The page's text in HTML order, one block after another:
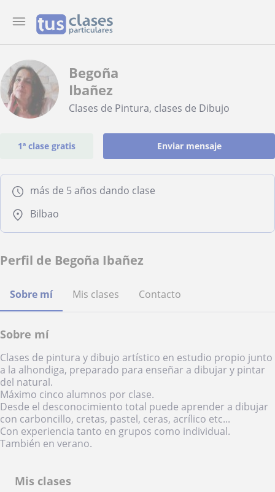
Begoña
Ibañez
Clases de Pintura, clases de Dibujo
1ª clase gratis Enviar mensaje
más de 5 años dando clase
Bilbao
Perfil de Begoña Ibañez
Sobre mí Mis clases Contacto
Sobre mí
Clases de pintura y dibujo artístico en estudio propio junto
a la alhondiga, preparado para enseñar a dibujar y pintar
del natural.
Máximo cinco alumnos por clase.
Desde el desconocimiento total puede aprender a dibujar
con carboncillo, cretas, pastel, ceras, acrílico etc...
Con experiencia tanto en grupos como individual.
También en verano.
Mis clases